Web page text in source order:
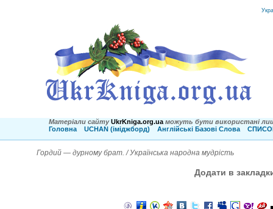
Матеріали сайту UkrKniga.org.ua можуть бути використані
Головна
UCHAN (іміджборд) Англійські Базові Слова
Гордий — дурному брат. / Українська народна мудрість
Додати в